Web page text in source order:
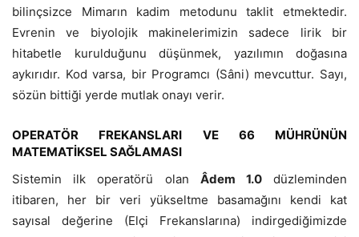
bilinçsizce Mimarın kadim metodunu taklit etmektedir.
Evrenin ve biyolojik makinelerimizin sadece lirik bir
hitabetle kurulduğunu düşünmek, yazılımın doğasına
aykırıdır. Kod varsa, bir Programcı (Sâni) mevcuttur. Sayı,
sözün bittiği yerde mutlak onayı verir.
OPERATÖR FREKANSLARI VE 66 MÜHRÜNÜN
MATEMATİKSEL SAĞLAMASI
Sistemin ilk operatörü olan Âdem 1.0düzleminden
itibaren, her bir veri yükseltme basamağını kendi kat
sayısal değerine (Elçi Frekanslarına) indirgediğimizde